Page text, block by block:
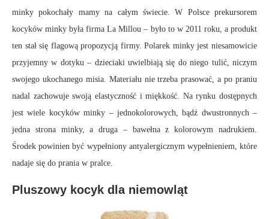
minky pokochały mamy na całym świecie. W Polsce prekursorem
kocyków minky była firma La Millou – było to w 2011 roku, a produkt
ten stał się flagową propozycją firmy. Polarek minky jest niesamowicie
przyjemny w dotyku – dzieciaki uwielbiają się do niego tulić, niczym
swojego ukochanego misia. Materiału nie trzeba prasować, a po praniu
nadal zachowuje swoją elastyczność i miękkość. Na rynku dostępnych
jest wiele kocyków minky – jednokolorowych, bądź dwustronnych –
jedna strona minky, a druga – bawełna z kolorowym nadrukiem.
Środek powinien być wypełniony antyalergicznym wypełnieniem, które
nadaje się do prania w pralce.
Pluszowy kocyk dla niemowląt